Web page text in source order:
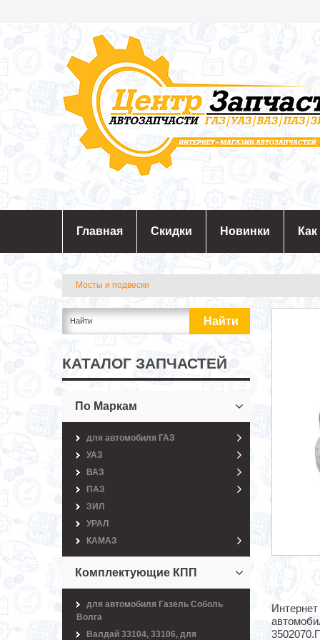
Главная Скидки Новинки
Мосты и подвески
КАТАЛОГ ЗАПЧАСТЕЙ
По Маркам
для автомобиля ГАЗ
УАЗ
ВАЗ
ПАЗ
ЗИЛ
УРАЛ
КАМАЗ
Комплектующие КПП
для автомобиля Газель Соболь
Волга
Валдай 33104, 33106, для